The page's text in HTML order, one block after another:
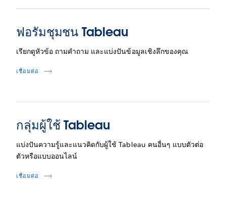
ฟอรัมชุมชน Tableau
เรียกดูหัวข้อ ถามคำถาม และแบ่งปันข้อมูลเชิงลึกของคุณ
เชื่อมต่อ
กลุ่มผู้ใช้ Tableau
แบ่งปันความรู้และแนวคิดกับผู้ใช้ Tableau คนอื่นๆ แบบตัวต่อ
ตัวหรือแบบออนไลน์
เชื่อมต่อ